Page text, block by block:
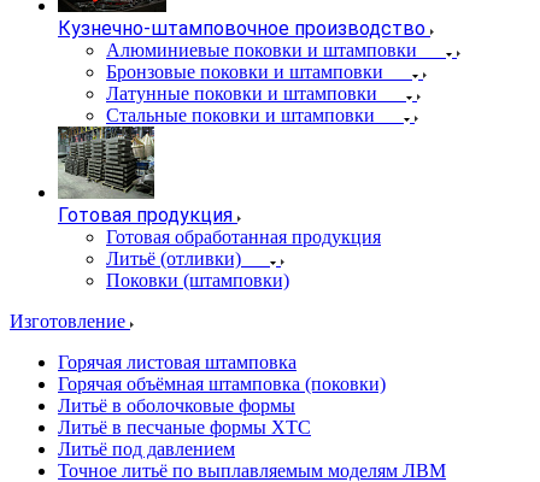
Кузнечно-штамповочное производство
Алюминиевые поковки и штамповки
Бронзовые поковки и штамповки
Латунные поковки и штамповки
Стальные поковки и штамповки
Готовая продукция
Готовая обработанная продукция
Литьё (отливки)
Поковки (штамповки)
Изготовление
Горячая листовая штамповка
Горячая объёмная штамповка (поковки)
Литьё в оболочковые формы
Литьё в песчаные формы ХТС
Литьё под давлением
Точное литьё по выплавляемым моделям ЛВМ